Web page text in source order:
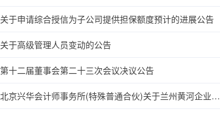
关于申请综合授信为子公司提供担保额度预计的进展公告
关于高级管理人员变动的公告
第十二届董事会第二十三次会议决议公告
北京兴华会计师事务所(特殊普通合伙)关于兰州黄河企业股份有限公司2025年年报相关问询事项的回复